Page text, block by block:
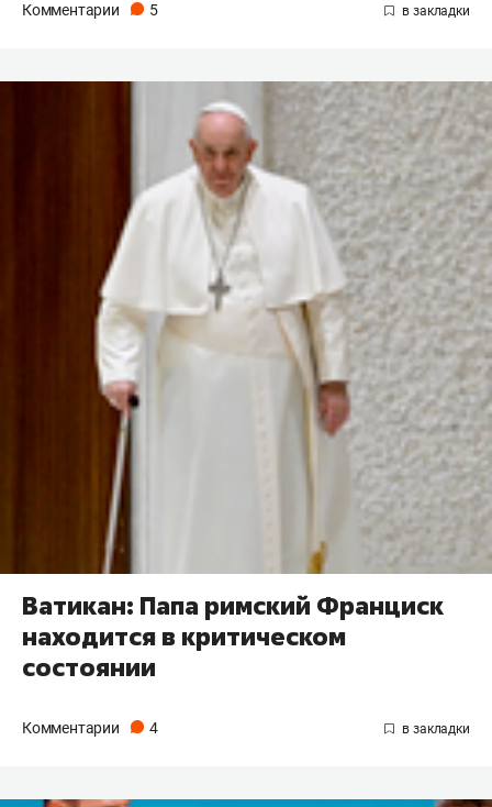
Комментарии 5
Ватикан: Папа римский Франциск
находится в критическом
состоянии
Комментарии 4